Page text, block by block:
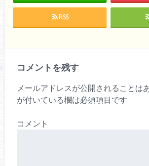
RSS
コメントを残す
メールアドレスが公開されることは
が付いている欄は必須項目です
コメント